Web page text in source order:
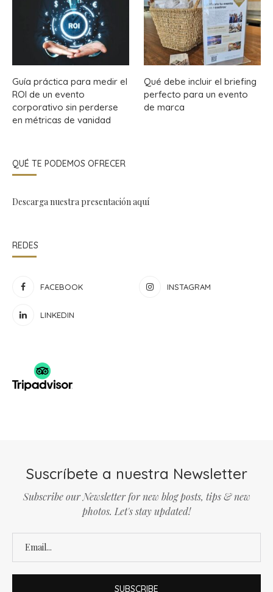
Guía práctica para medir el
ROI de un evento
corporativo sin perderse
en métricas de vanidad
Qué debe incluir el briefing
perfecto para un evento
de marca
QUÉ TE PODEMOS OFRECER
Descarga nuestra presentaciónaquí
REDES
FACEBOOK INSTAGRAM
LINKEDIN
Suscríbete a nuestra Newsletter
Subscribe our Newsletter for new blog posts, tips & new
photos. Let's stay updated!